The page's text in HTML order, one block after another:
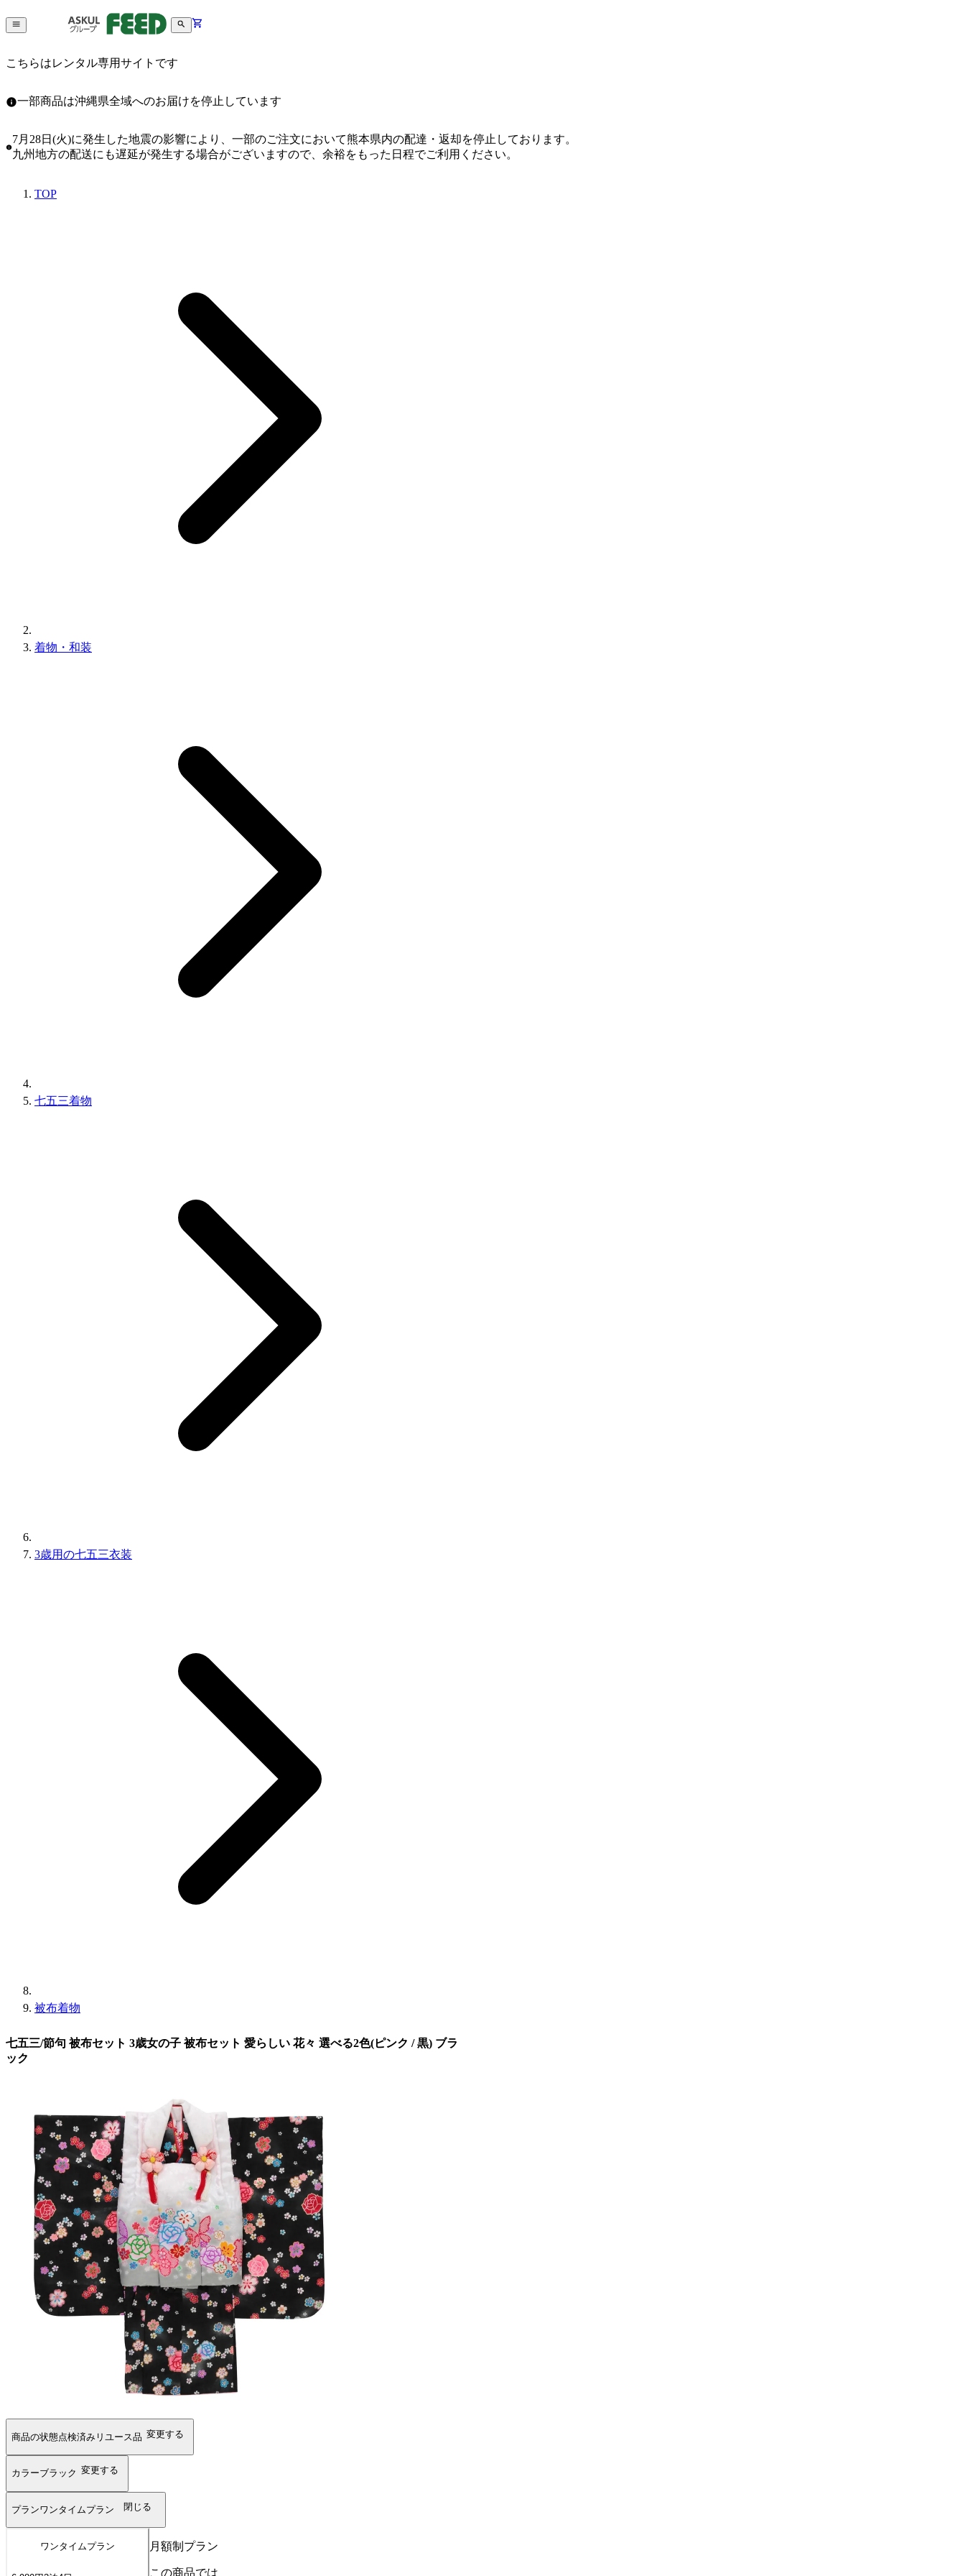
こちらはレンタル専用サイトです
一部商品は沖縄県全域へのお届けを停止しています
7月28日(火)に発生した地震の影響により、一部のご注文において熊本県内の配達・返却を停止しております。
九州地方の配送にも遅延が発生する場合がございますので、余裕をもった日程でご利用ください。
TOP
着物・和装
七五三着物
3歳用の七五三衣装
被布着物
七五三/節句 被布セット 3歳女の子 被布セット 愛らしい 花々 選べる2色(ピンク / 黒) ブラ
ック
商品の状態点検済みリユース品 変更する
カラーブラック 変更する
プランワンタイムプラン 閉じる
ワンタイムプラン 月額制プラン
この商品では